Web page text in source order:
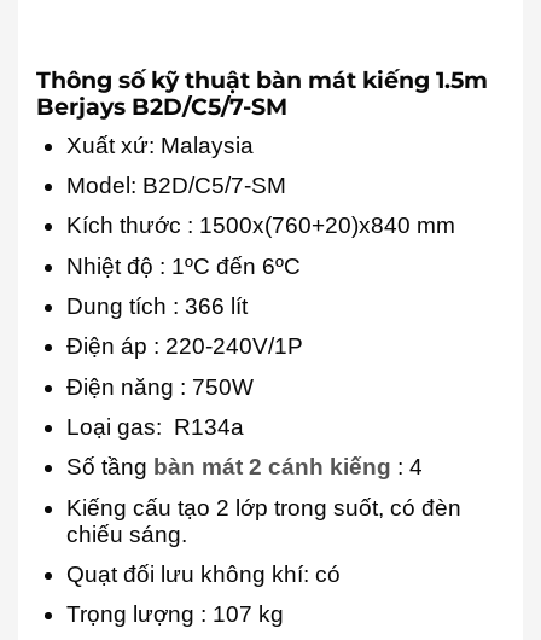
Thông số kỹ thuật bàn mát kiếng 1.5m
Berjays B2D/C5/7-SM
Xuất xứ: Malaysia
Model: B2D/C5/7-SM
Kích thước : 1500x(760+20)x840 mm
Nhiệt độ : 1ºC đến 6ºC
Dung tích : 366 lít
Điện áp : 220-240V/1P
Điện năng : 750W
Loại gas: R134a
Số tầng bàn mát 2 cánh kiếng : 4
Kiếng cấu tạo 2 lớp trong suốt, có đèn
chiếu sáng.
Quạt đối lưu không khí: có
Trọng lượng : 107 kg